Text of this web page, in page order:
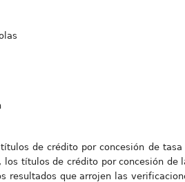
de crédito por concesión de
los títulos de crédito por concesión
resultados que arrojen las